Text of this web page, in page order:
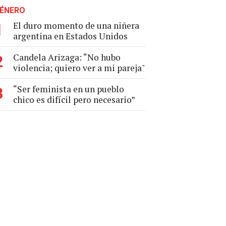
El duro momento de una niñera
argentina en Estados Unidos
Candela Arizaga: “No hubo
violencia; quiero ver a mi pareja"
“Ser feminista en un pueblo
chico es difícil pero necesario”